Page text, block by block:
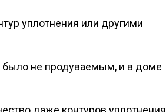
уплотнения или другими
было не продуваемым, и в доме